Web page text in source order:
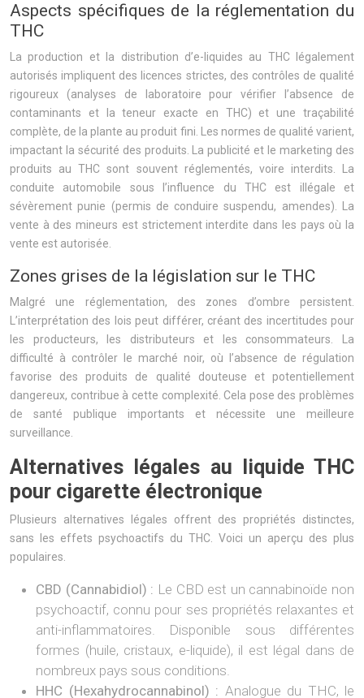
Aspects spécifiques de la réglementation du
THC
La production et la distribution d’e-liquides au THC légalement
autorisés impliquent des licences strictes, des contrôles de qualité
rigoureux (analyses de laboratoire pour vérifier l’absence de
contaminants et la teneur exacte en THC) et une traçabilité
complète, de la plante au produit fini. Les normes de qualité varient,
impactant la sécurité des produits. La publicité et le marketing des
produits au THC sont souvent réglementés, voire interdits. La
conduite automobile sous l’influence du THC est illégale et
sévèrement punie (permis de conduire suspendu, amendes). La
vente à des mineurs est strictement interdite dans les pays où la
vente est autorisée.
Zones grises de la législation sur le THC
Malgré une réglementation, des zones d’ombre persistent.
L’interprétation des lois peut différer, créant des incertitudes pour
les producteurs, les distributeurs et les consommateurs. La
difficulté à contrôler le marché noir, où l’absence de régulation
favorise des produits de qualité douteuse et potentiellement
dangereux, contribue à cette complexité. Cela pose des problèmes
de santé publique importants et nécessite une meilleure
surveillance.
Alternatives légales au liquide THC
pour cigarette électronique
Plusieurs alternatives légales offrent des propriétés distinctes,
sans les effets psychoactifs du THC. Voici un aperçu des plus
populaires.
CBD (Cannabidiol) : Le CBD est un cannabinoïde non
psychoactif, connu pour ses propriétés relaxantes et
anti-inflammatoires. Disponible sous différentes
formes (huile, cristaux, e-liquide), il est légal dans de
nombreux pays sous conditions.
HHC (Hexahydrocannabinol) : Analogue du THC, le